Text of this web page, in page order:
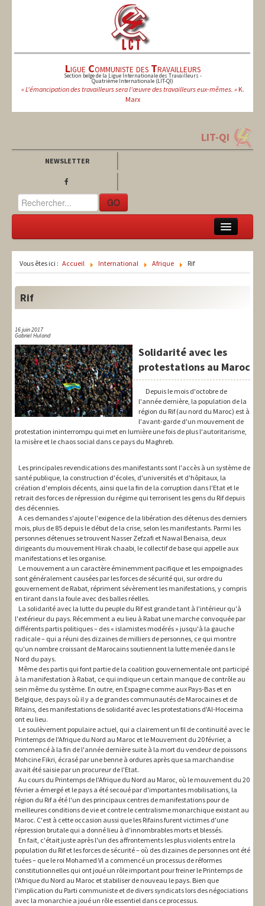
Ligue Communiste des Travailleurs
Section belge de la Ligue Internationale des Travailleurs -
Quatrième Internationale (LIT-QI)
« L'émancipation des travailleurs sera l'œuvre des travailleurs eux-mêmes. »K.
Marx
LIT-QI
NEWSLETTER
GO
Théorie
International
Syndical
Social
Thèmes
Vous êtes ici : Accueil International Afrique Rif
Rif
16 juin 2017
Gabriel Huland
Solidarité avec les
protestations au Maroc
Depuis le mois d'octobre de
l'année dernière, la population de la
région du Rif (au nord du Maroc) est à
l'avant-garde d'un mouvement de
protestation ininterrompu qui met en lumière une fois de plus l'autoritarisme,
la misère et le chaos social dans ce pays du Maghreb.
Les principales revendications des manifestants sont l'accès à un système de
santé publique, la construction d'écoles, d'universités et d'hôpitaux, la
création d'emplois décents, ainsi que la fin de la corruption dans l'Etat et le
retrait des forces de répression du régime qui terrorisent les gens du Rif depuis
des décennies.
A ces demandes s'ajoute l'exigence de la libération des détenus des derniers
mois, plus de 85 depuis le début de la crise, selon les manifestants. Parmi les
personnes détenues se trouvent Nasser Zefzafi et Nawal Benaisa, deux
dirigeants du mouvement Hirak chaabi, le collectif de base qui appelle aux
manifestations et les organise.
Le mouvement a un caractère éminemment pacifique et les empoignades
sont généralement causées par les forces de sécurité qui, sur ordre du
gouvernement de Rabat, répriment sévèrement les manifestations, y compris
en tirant dans la foule avec des balles réelles.
La solidarité avec la lutte du peuple du Rif est grande tant à l'intérieur qu'à
l'extérieur du pays. Récemment a eu lieu à Rabat une marche convoquée par
différents partis politiques – des « islamistes modérés » jusqu'à la gauche
radicale – qui a réuni des dizaines de milliers de personnes, ce qui montre
qu'un nombre croissant de Marocains soutiennent la lutte menée dans le
Nord du pays.
Même des partis qui font partie de la coalition gouvernementale ont participé
à la manifestation à Rabat, ce qui indique un certain manque de contrôle au
sein même du système. En outre, en Espagne comme aux Pays-Bas et en
Belgique, des pays où il y a de grandes communautés de Marocaines et de
Rifains, des manifestations de solidarité avec les protestations d'Al-Hoceima
ont eu lieu.
Le soulèvement populaire actuel, qui a clairement un fil de continuité avec le
Printemps de l'Afrique du Nord au Maroc et le Mouvement du 20 février, a
commencé à la fin de l'année dernière suite à la mort du vendeur de poissons
Mohcine Fikri, écrasé par une benne à ordures après que sa marchandise
avait été saisie par un procureur de l'Etat.
Au cours du Printemps de l'Afrique du Nord au Maroc, où le mouvement du 20
février a émergé et le pays a été secoué par d'importantes mobilisations, la
région du Rif a été l'un des principaux centres de manifestations pour de
meilleures conditions de vie et contre le centralisme monarchique existant au
Maroc. C'est à cette occasion aussi que les Rifains furent victimes d'une
répression brutale qui a donné lieu à d'innombrables morts et blessés.
En fait, c'était juste après l'un des affrontements les plus violents entre la
population du Rif et les forces de sécurité – où des dizaines de personnes ont été
tuées – que le roi Mohamed VI a commencé un processus de réformes
constitutionnelles qui ont joué un rôle important pour freiner le Printemps de
l'Afrique du Nord au Maroc et stabiliser de nouveau le pays. Bien que
l'implication du Parti communiste et de divers syndicats lors des négociations
avec la monarchie a joué un rôle essentiel dans ce processus.